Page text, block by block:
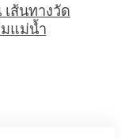
เส้นทางวัด
แม่น้ำ